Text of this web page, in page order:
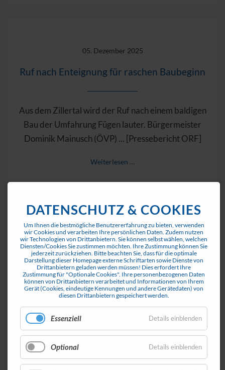
05. Dezember 2025
Ruf nach Enteignung für raschen Baubeginn
Aus dem Zillertal wird der Ruf nach einem baldigen
Bau der Umfahrung Fügen lauter. Bürgermeister
Dominik Mainusch (ÖVP) ... [Pressebericht ORF]
Weiterlesen …
04. Dezember 2025
Schwarzbau empört
Uderner Plan zur Legalisierung eines Aussiedlerhofs
sorgt politisch und bei der Caritas für Wirbel...
[Pressebericht TT]
DATENSCHUTZ & COOKIES
Um Ihnen die bestmögliche Benutzererfahrung zu bieten, verwenden
wir Cookies und verarbeiten Ihre persönlichen Daten. Zudem nutzen
wir Technologien von Drittanbietern. Sie können selbst wählen, welchen
Diensten/Cookies Sie zustimmen möchten. Ihre Zustimmung können Sie
jederzeit zurückziehen. Bitte beachten Sie, dass für die optimale
Darstellung dieser Homepage externe Schriftarten sowie Dienste von
Drittanbietern geladen werden müssen! Dies erfordert Ihre
Zustimmung für "Optionale Cookies". Ihre personenbezogenen Daten
können von Drittanbietern verarbeitet und Informationen von Ihrem
Gerät (Cookies, eindeutige Kennungen und andere Gerätedaten) von
diesen Drittanbietern gespeichert werden.
Essenziell Details einblenden
Optional Details einblenden